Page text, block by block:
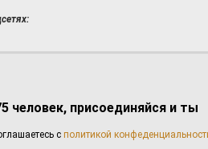
человек, присоединяйся и ты
с политикой